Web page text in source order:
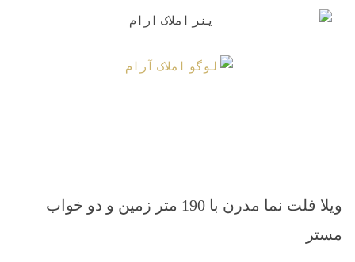
ویلا فلت نما مدرن با 190 متر زمین و دو خواب
مستر